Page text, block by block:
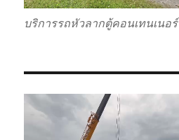
บริการรถหัวลากตู้คอนเทนเนอร์